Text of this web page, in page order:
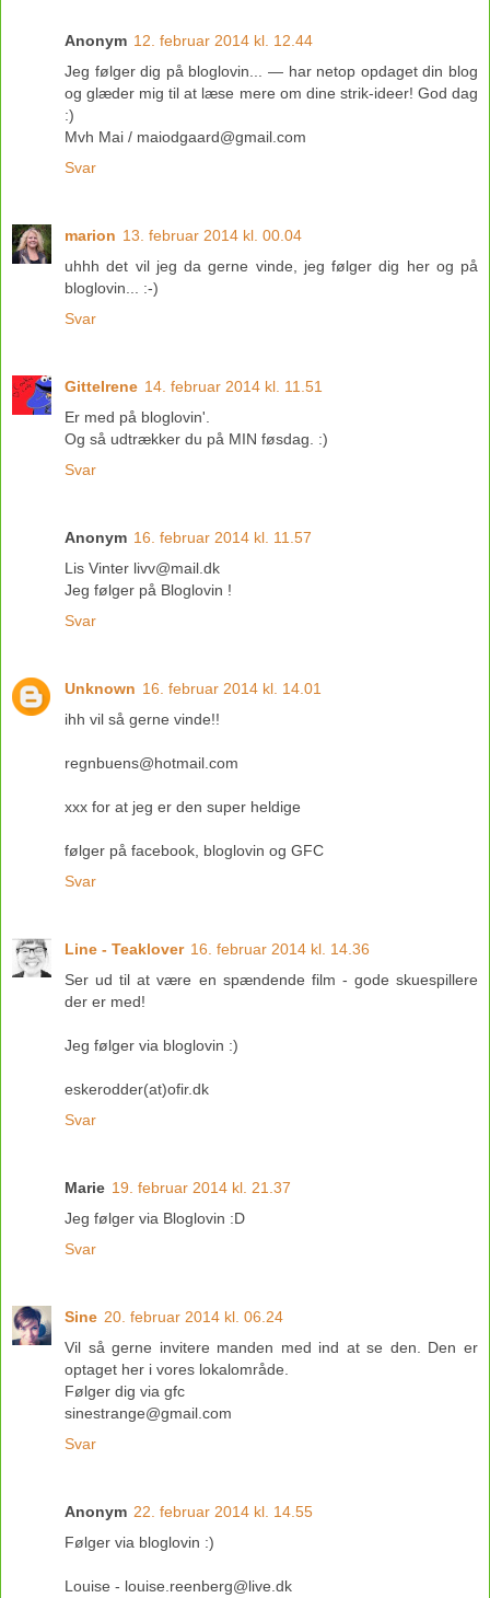
Anonym 12. februar 2014 kl. 12.44
Jeg følger dig på bloglovin... — har netop opdaget din blog
og glæder mig til at læse mere om dine strik-ideer! God dag
:)
Mvh Mai / maiodgaard@gmail.com
Svar
marion 13. februar 2014 kl. 00.04
uhhh det vil jeg da gerne vinde, jeg følger dig her og på
bloglovin... :-)
Svar
GitteIrene 14. februar 2014 kl. 11.51
Er med på bloglovin'.
Og så udtrækker du på MIN føsdag. :)
Svar
Anonym 16. februar 2014 kl. 11.57
Lis Vinter livv@mail.dk
Jeg følger på Bloglovin !
Svar
Unknown 16. februar 2014 kl. 14.01
ihh vil så gerne vinde!!
regnbuens@hotmail.com
xxx for at jeg er den super heldige
følger på facebook, bloglovin og GFC
Svar
Line - Teaklover 16. februar 2014 kl. 14.36
Ser ud til at være en spændende film - gode skuespillere
der er med!
Jeg følger via bloglovin :)
eskerodder(at)ofir.dk
Svar
Marie 19. februar 2014 kl. 21.37
Jeg følger via Bloglovin :D
Svar
Sine 20. februar 2014 kl. 06.24
Vil så gerne invitere manden med ind at se den. Den er
optaget her i vores lokalområde.
Følger dig via gfc
sinestrange@gmail.com
Svar
Anonym 22. februar 2014 kl. 14.55
Følger via bloglovin :)
Louise - louise.reenberg@live.dk